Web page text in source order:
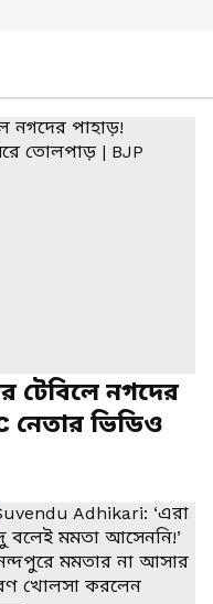
টেবিলে নগদের
নেতার ভিডিও